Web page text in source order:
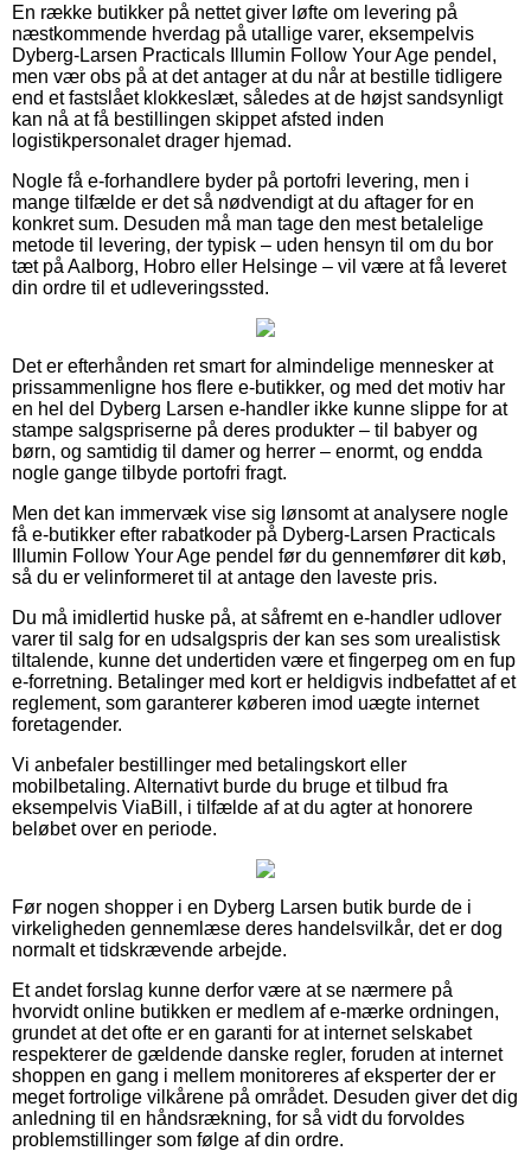
En række butikker på nettet giver løfte om levering på
næstkommende hverdag på utallige varer, eksempelvis
Dyberg-Larsen Practicals Illumin Follow Your Age pendel,
men vær obs på at det antager at du når at bestille tidligere
end et fastslået klokkeslæt, således at de højst sandsynligt
kan nå at få bestillingen skippet afsted inden
logistikpersonalet drager hjemad.
Nogle få e-forhandlere byder på portofri levering, men i
mange tilfælde er det så nødvendigt at du aftager for en
konkret sum. Desuden må man tage den mest betalelige
metode til levering, der typisk – uden hensyn til om du bor
tæt på Aalborg, Hobro eller Helsinge – vil være at få leveret
din ordre til et udleveringssted.
Det er efterhånden ret smart for almindelige mennesker at
prissammenligne hos flere e-butikker, og med det motiv har
en hel del Dyberg Larsen e-handler ikke kunne slippe for at
stampe salgspriserne på deres produkter – til babyer og
børn, og samtidig til damer og herrer – enormt, og endda
nogle gange tilbyde portofri fragt.
Men det kan immervæk vise sig lønsomt at analysere nogle
få e-butikker efter rabatkoder på Dyberg-Larsen Practicals
Illumin Follow Your Age pendel før du gennemfører dit køb,
så du er velinformeret til at antage den laveste pris.
Du må imidlertid huske på, at såfremt en e-handler udlover
varer til salg for en udsalgspris der kan ses som urealistisk
tiltalende, kunne det undertiden være et fingerpeg om en fup
e-forretning. Betalinger med kort er heldigvis indbefattet af et
reglement, som garanterer køberen imod uægte internet
foretagender.
Vi anbefaler bestillinger med betalingskort eller
mobilbetaling. Alternativt burde du bruge et tilbud fra
eksempelvis ViaBill, i tilfælde af at du agter at honorere
beløbet over en periode.
Før nogen shopper i en Dyberg Larsen butik burde de i
virkeligheden gennemlæse deres handelsvilkår, det er dog
normalt et tidskrævende arbejde.
Et andet forslag kunne derfor være at se nærmere på
hvorvidt online butikken er medlem af e-mærke ordningen,
grundet at det ofte er en garanti for at internet selskabet
respekterer de gældende danske regler, foruden at internet
shoppen en gang i mellem monitoreres af eksperter der er
meget fortrolige vilkårene på området. Desuden giver det dig
anledning til en håndsrækning, for så vidt du forvoldes
problemstillinger som følge af din ordre.